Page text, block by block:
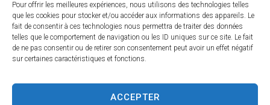
Pour offrir les meilleures expériences, nous utilisons des technologies telles
que les cookies pour stocker et/ou accéder aux informations des appareils. Le
fait de consentir à ces technologies nous permettra de traiter des données
telles que le comportement de navigation ou les ID uniques sur ce site. Le fait
de ne pas consentir ou de retirer son consentement peut avoir un effet négatif
sur certaines caractéristiques et fonctions.
ACCEPTER
02 32 46 63 00
Contact
Horaires d’ouverture
Du lundi au vendredi :
et de 13h30 à 17h